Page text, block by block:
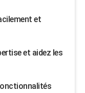
et
et aidez les